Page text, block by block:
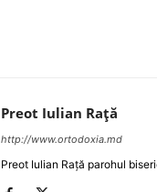
Preot Iulian Raţă
http://www.ortodoxia.md
Preot Iulian Rață parohul